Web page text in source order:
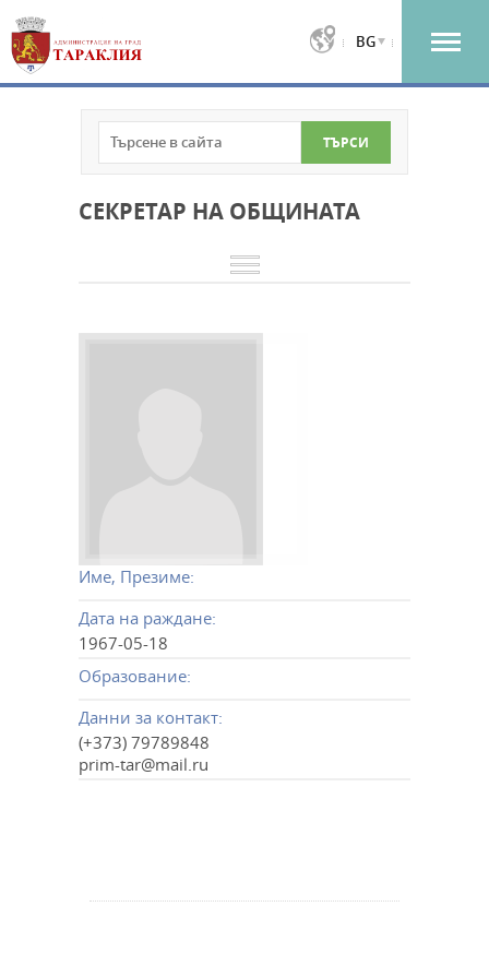
BG
СЕКРЕТАР НА ОБЩИНАТА
Име, Презиме:
Дата на раждане:
1967-05-18
Образование:
Данни за контакт:
(+373) 79789848
prim-tar@mail.ru